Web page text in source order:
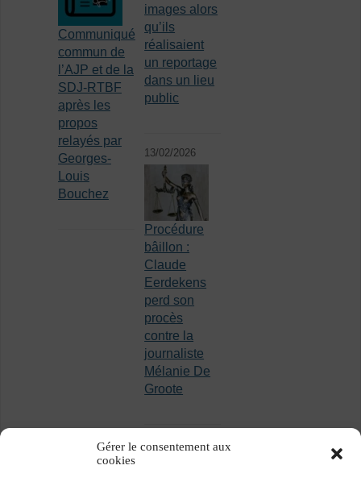
Gérer le consentement aux
cookies
images alors
qu’ils
réalisaient
un reportage
dans un lieu
public
Communiqué
commun de
l’AJP et de la
SDJ-RTBF
après les
propos
relayés par
Georges-
Louis
Bouchez
13/02/2026
Procédure
bâillon :
Claude
Eerdekens
perd son
procès
contre la
journaliste
Mélanie De
Groote